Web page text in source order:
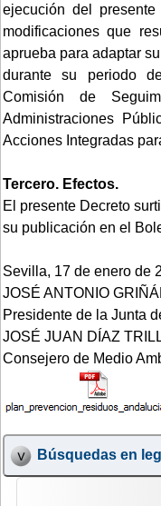
ejecución del
modificaciones que
aprueba para adaptar
durante su periodo
Comisión de
Administraciones
Acciones Integradas
Tercero. Efectos.
El presente Decreto
su publicación en el
Sevilla, 17 de enero de
JOSÉ ANTONIO
Presidente de la Junta
JOSÉ JUAN DÍAZ
Consejero de Medio
Búsquedas en